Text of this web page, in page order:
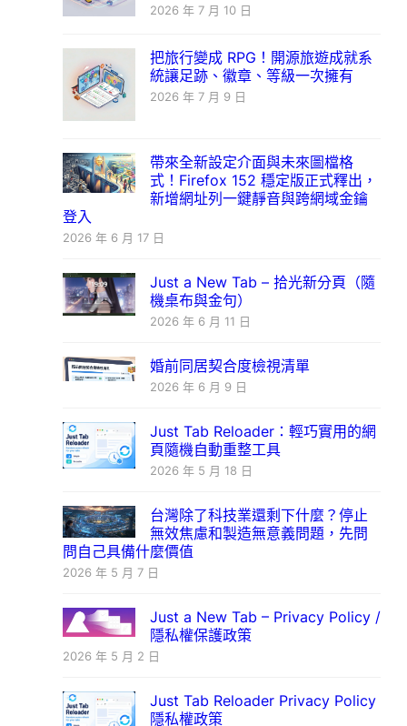
2026 年 7 月 10 日
把旅行變成 RPG！開源旅遊成就系
統讓足跡、徽章、等級一次擁有
2026 年 7 月 9 日
帶來全新設定介面與未來圖檔格
式！Firefox 152 穩定版正式釋出，
新增網址列一鍵靜音與跨網域金鑰
登入
2026 年 6 月 17 日
Just a New Tab – 拾光新分頁（隨
機桌布與金句）
2026 年 6 月 11 日
婚前同居契合度檢視清單
2026 年 6 月 9 日
Just Tab Reloader：輕巧實用的網
頁隨機自動重整工具
2026 年 5 月 18 日
台灣除了科技業還剩下什麼？停止
無效焦慮和製造無意義問題，先問
問自己具備什麼價值
2026 年 5 月 7 日
Just a New Tab – Privacy Policy /
隱私權保護政策
2026 年 5 月 2 日
Just Tab Reloader Privacy Policy
隱私權政策